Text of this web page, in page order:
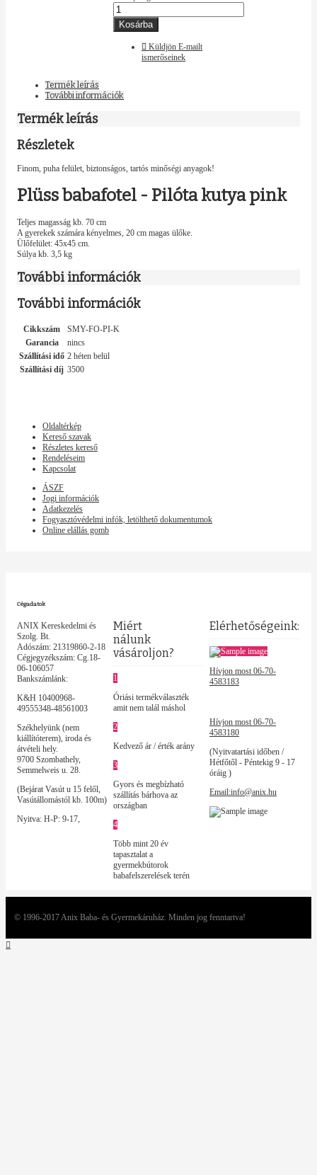
Kosárba
Küldjön E-mailt
ismerőseinek
Termék leírás
További információk
Termék leírás
Részletek
Finom, puha felület, biztonságos, tartós minőségi anyagok!
Plüss babafotel - Pilóta kutya pink
Teljes magasság kb. 70 cm
A gyerekek számára kényelmes, 20 cm magas ülőke.
Ülőfelület: 45x45 cm.
Súlya kb. 3,5 kg
További információk
További információk
Cikkszám
SMY-FO-PI-K
Garancia
nincs
Szállítási idő 2 héten belül
Szállítási díj 3500
Oldaltérkép
Kereső szavak
Részletes kereső
Rendeléseim
Kapcsolat
ÁSZF
Jogi információk
Adatkezelés
Fogyasztóvédelmi infók, letölthető dokumentumok
Online elállás gomb
Cégadatok
ANIX Kereskedelmi és
Szolg. Bt.
Adószám: 21319860-2-18
Cégjegyzékszám: Cg.18-
06-106057
Bankszámlánk:
K&H 10400968-
49555348-48561003
Székhelyünk (nem
kiállítóterem), iroda és
átvételi hely.
9700 Szombathely,
Semmelweis u. 28.
(Bejárat Vasút u 15 felől,
Vasútállomástól kb. 100m)
Nyitva: H-P: 9-17,
Miért
nálunk
vásároljon?
1
Óriási termékválaszték
amit nem talál máshol
2
Kedvező ár / érték arány
3
Gyors és megbízható
szállítás bárhova az
országban
4
Több mint 20 év
tapasztalat a
gyermekbútorok
babafelszerelések terén
Elérhetőségeink:
Hívjon most 06-70-
4583183
Hívjon most 06-70-
4583180
(Nyitvatartási időben /
Hétfőtől - Péntekig 9 - 17
óráig )
Email:info@anix.hu
© 1996-2017 Anix Baba- és Gyermekáruház. Minden jog fenntartva!